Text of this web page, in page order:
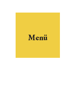
Menü